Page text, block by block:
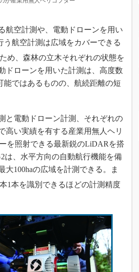
航空計測や、電動ドローンを用い
航空計測は広域をカバーできる
め、森林の立木それぞれの状態を
ドローンを用いた計測は、高度数
ではあるものの、航続距離の短
と電動ドローン計測、それぞれの
高い実績を有する産業用無人ヘリ
を照射できる最新鋭のLiDARを搭
は、水平方向の自動航行機能を備
大100haの広域を計測できる。ま
1本を識別できるほどの計測精度